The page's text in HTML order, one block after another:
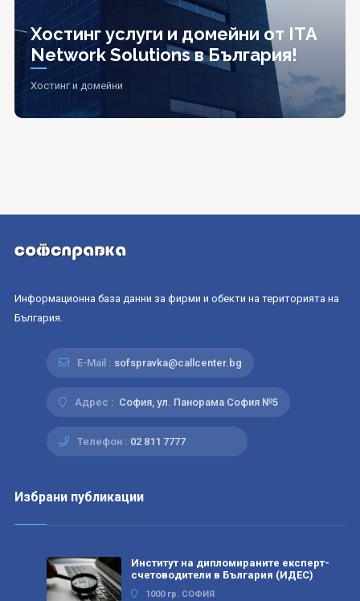
Хостинг услуги и домейни от ITA
Network Solutions в България!
Хостинг и домейни
Информационна база данни за фирми и обекти на територията на
България.
E-Mail : sofspravka@callcenter.bg
Адрес : София, ул. Панорама София №5
Телефон : 02 811 7777
Избрани публикации
Институт на дипломираните експерт-
счетоводители в България (ИДЕС)
1000 гр. СОФИЯ